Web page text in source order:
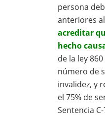
persona
anteriores
acreditar
hecho
de la ley
número de
invalidez, y
el 75% de
Sentencia